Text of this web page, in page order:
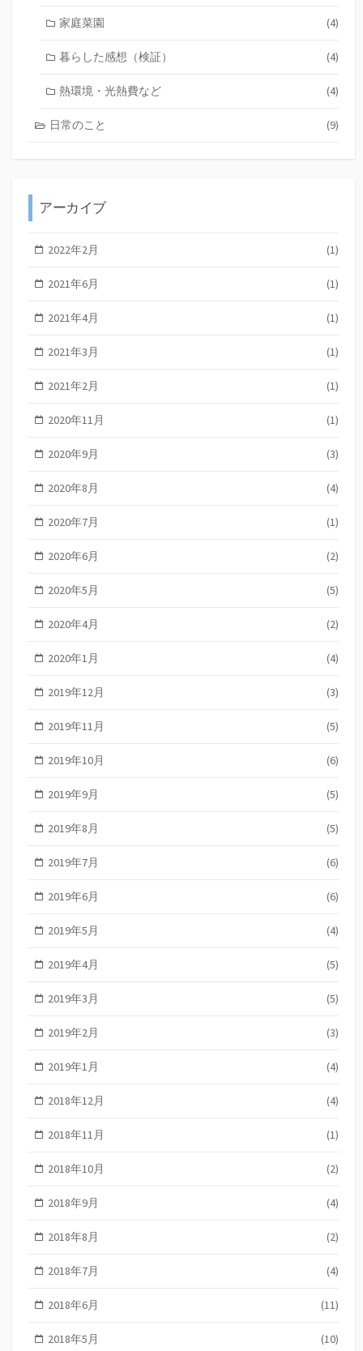
家庭菜園 (4)
暮らした感想（検証） (4)
熱環境・光熱費など (4)
日常のこと (9)
アーカイブ
2022年2月 (1)
2021年6月 (1)
2021年4月 (1)
2021年3月 (1)
2021年2月 (1)
2020年11月 (1)
2020年9月 (3)
2020年8月 (4)
2020年7月 (1)
2020年6月 (2)
2020年5月 (5)
2020年4月 (2)
2020年1月 (4)
2019年12月 (3)
2019年11月 (5)
2019年10月 (6)
2019年9月 (5)
2019年8月 (5)
2019年7月 (6)
2019年6月 (6)
2019年5月 (4)
2019年4月 (5)
2019年3月 (5)
2019年2月 (3)
2019年1月 (4)
2018年12月 (4)
2018年11月 (1)
2018年10月 (2)
2018年9月 (4)
2018年8月 (2)
2018年7月 (4)
2018年6月 (11)
2018年5月 (10)